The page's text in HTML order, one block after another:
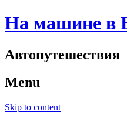
На машине в
Автопутешествия
Menu
Skip to content